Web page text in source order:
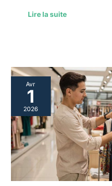
Lire la suite
Avr
1
2026
Gérer
un
en
marchandisage
visuel